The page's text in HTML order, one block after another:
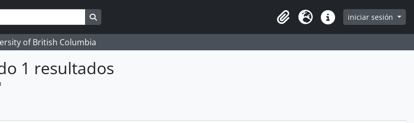
Search in browse page
Clipboard
Idioma Enlaces rápidos
iniciar sesión
of British Columbia
1 resultados